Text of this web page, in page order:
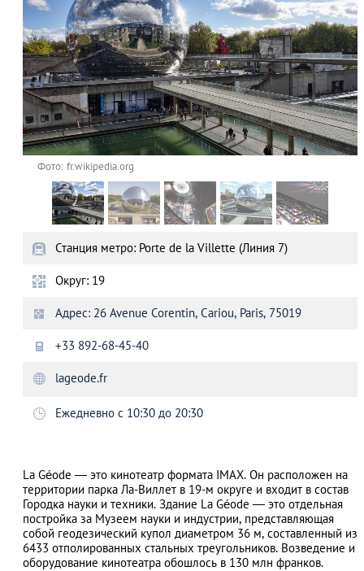
АЗАД
Фото: fr.wikipedia.org
Станция метро: Porte de la Villette (Линия 7)
Округ: 19
Адрес: 26 Avenue Corentin, Cariou, Paris, 75019
+33 892-68-45-40
lageode.fr
Ежедневно с 10:30 до 20:30
La Géode — это кинотеатр формата IMAX. Он расположен на
территории парка Ла-Виллет в 19-м округе и входит в состав
Городка науки и техники. Здание La Géode — это отдельная
постройка за Музеем науки и индустрии, представляющая
собой геодезический купол диаметром 36 м, составленный из
6433 отполированных стальных треугольников. Возведение и
оборудование кинотеатра обошлось в 130 млн франков.